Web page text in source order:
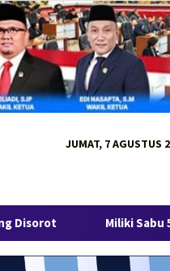
JUMAT, 7 AGUSTUS
Miliki Sabu 50 Gram, IRT di